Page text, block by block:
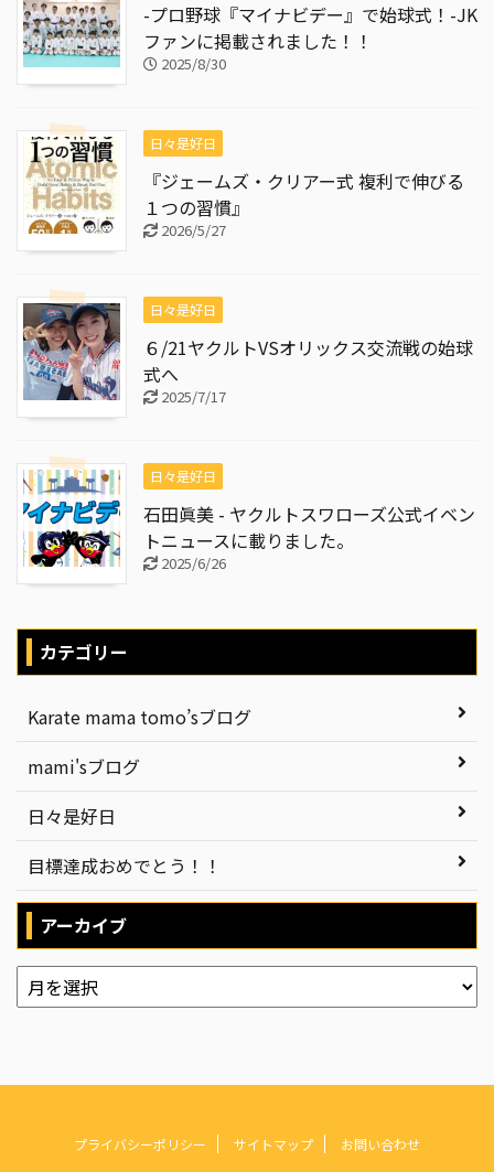
-プロ野球『マイナビデー』で始球式！-JK
ファンに掲載されました！！
2025/8/30
日々是好日
『ジェームズ・クリアー式 複利で伸びる
１つの習慣』
2026/5/27
日々是好日
６/21ヤクルトVSオリックス交流戦の始球
式へ
2025/7/17
日々是好日
石田眞美 - ヤクルトスワローズ公式イベン
トニュースに載りました。
2025/6/26
カテゴリー
Karate mama tomo’sブログ
mami'sブログ
日々是好日
目標達成おめでとう！！
アーカイブ
プライバシーポリシー サイトマップ お問い合わせ